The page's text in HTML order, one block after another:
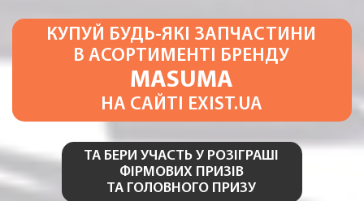
КУПУЙ БУДЬ-ЯКІ ЗАПЧАСТИНИ
В АСОРТИМЕНТІ БРЕНДУ
MASUMA
НА САЙТІ EXIST.UA
ТА БЕРИ УЧАСТЬ У РОЗІГРАШІ
ФІРМОВИХ ПРИЗІВ
ТА ГОЛОВНОГО ПРИЗУ